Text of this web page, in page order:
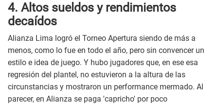
4. Altos sueldos y rendimientos
decaídos
Alianza Lima logró el Torneo Apertura siendo de más a
menos, como lo fue en todo el año, pero sin convencer un
estilo e idea de juego. Y hubo jugadores que, en ese esa
regresión del plantel, no estuvieron a la altura de las
circunstancias y mostraron un performance mermado. Al
parecer, en Alianza se paga 'capricho' por poco